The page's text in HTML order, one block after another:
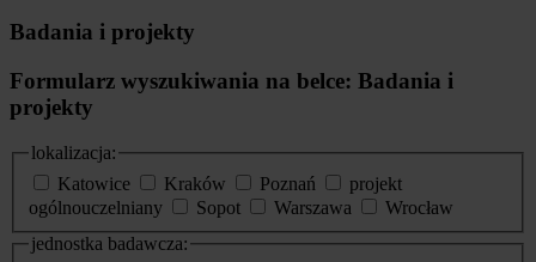
Badania i projekty
Formularz wyszukiwania na belce: Badania i
projekty
lokalizacja:
Katowice
Kraków Poznań
projekt
ogólnouczelniany
Sopot Warszawa
Wrocław
jednostka badawcza: